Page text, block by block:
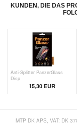
KUNDEN, DIE DAS
Anti-Splitter PanzerGlass
Disp
15,30 EUR
MTP DK APS, VAT: DK